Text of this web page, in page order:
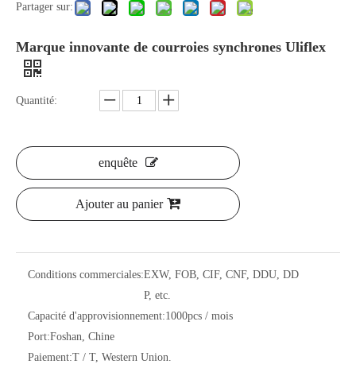
Partager sur:
Marque innovante de courroies synchrones Uliflex
Quantité:
enquête
Ajouter au panier
Conditions commerciales:EXW, FOB, CIF, CNF, DDU, DD
P, etc.
Capacité d'approvisionnement:1000pcs / mois
Port:Foshan, Chine
Paiement:T / T, Western Union.